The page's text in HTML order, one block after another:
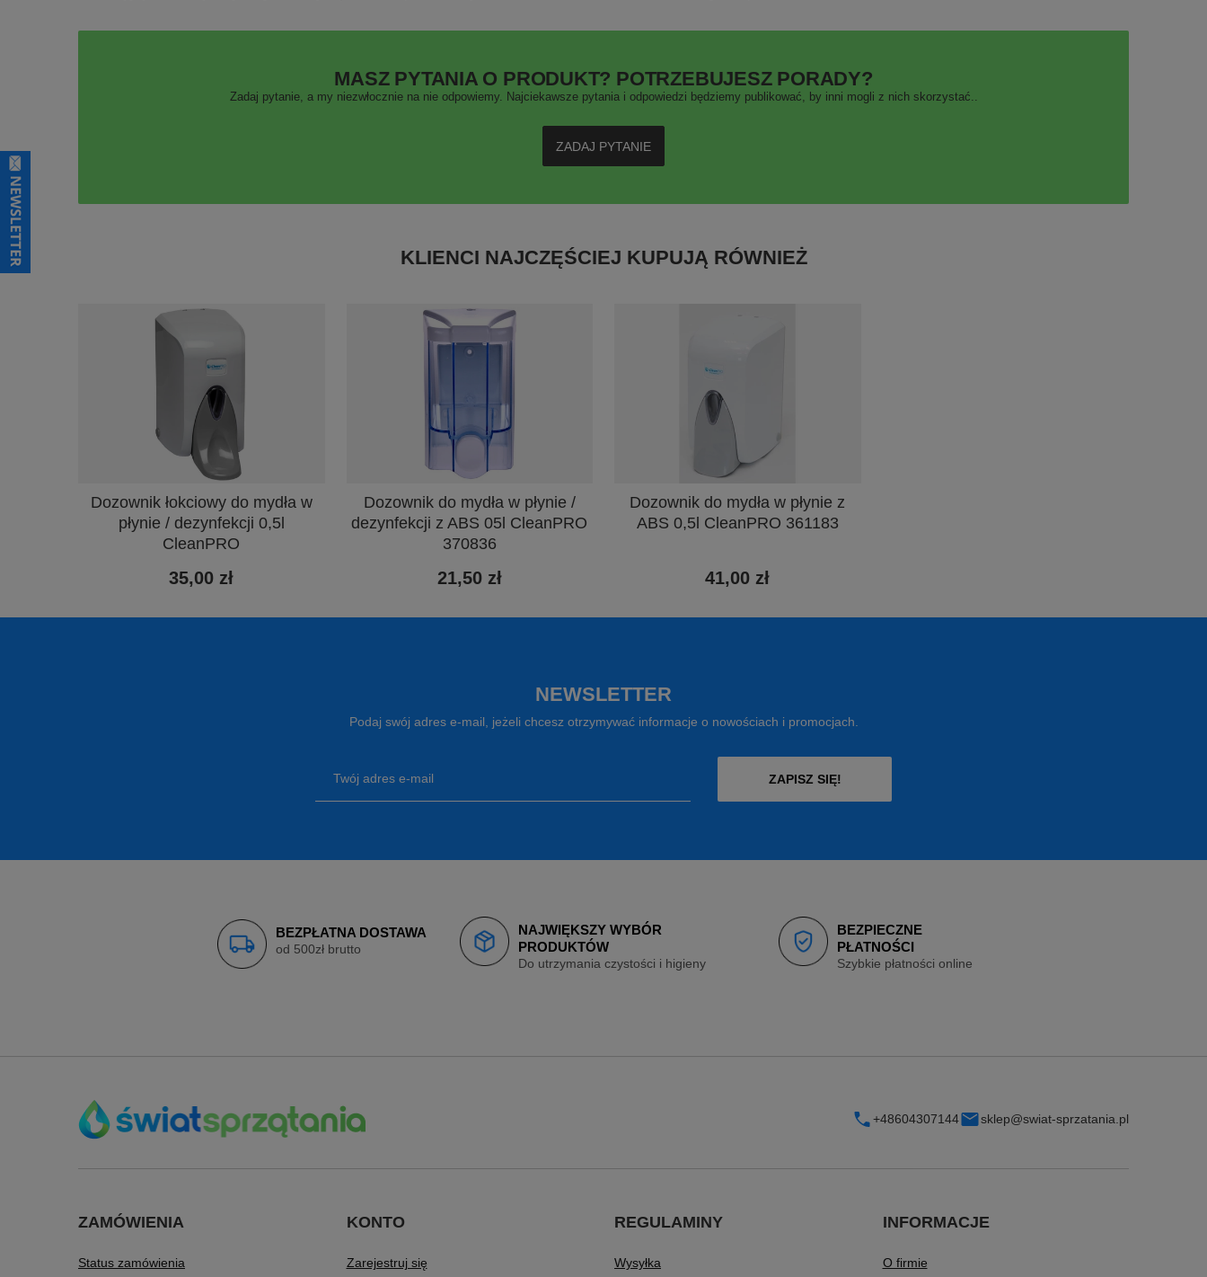
MASZ PYTANIA O PRODUKT? POTRZEBUJESZ PORADY?
Zadaj pytanie, a my niezwłocznie na nie odpowiemy. Najciekawsze pytania i odpowiedzi będziemy publikować, by inni mogli z nich skorzystać..
ZADAJ PYTANIE
KLIENCI NAJCZĘŚCIEJ KUPUJĄ RÓWNIEŻ
Dozownik łokciowy do mydła w
płynie / dezynfekcji 0,5l
CleanPRO
35,00 zł
Dozownik do mydła w płynie /
dezynfekcji z ABS 05l CleanPRO
370836
21,50 zł
Dozownik do mydła w płynie z
ABS 0,5l CleanPRO 361183
41,00 zł
NEWSLETTER
Podaj swój adres e-mail, jeżeli chcesz otrzymywać informacje o nowościach i promocjach.
Twój adres e-mail ZAPISZ SIĘ!
BEZPŁATNA DOSTAWA
od 500zł brutto
NAJWIĘKSZY WYBÓR
PRODUKTÓW
Do utrzymania czystości i higieny
BEZPIECZNE
PŁATNOŚCI
Szybkie płatności online
+48604307144 sklep@swiat-sprzatania.pl
ZAMÓWIENIA
Status zamówienia
KONTO
Zarejestruj się
REGULAMINY
Wysyłka
INFORMACJE
O firmie